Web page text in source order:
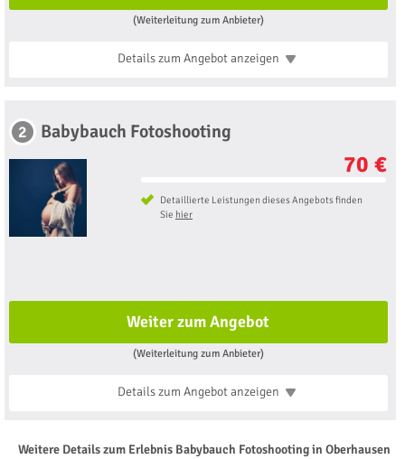
(Weiterleitung zum Anbieter)
Details zum Angebotanzeigen
2 Babybauch Fotoshooting
70 €
Detaillierte Leistungen dieses Angebots finden
Sie hier
Weiter zum Angebot
(Weiterleitung zum Anbieter)
Details zum Angebotanzeigen
Weitere Details zum Erlebnis Babybauch Fotoshooting in Oberhausen